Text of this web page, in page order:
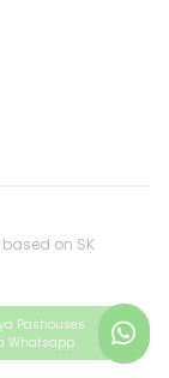
Pashouses
Whatsapp
on SK